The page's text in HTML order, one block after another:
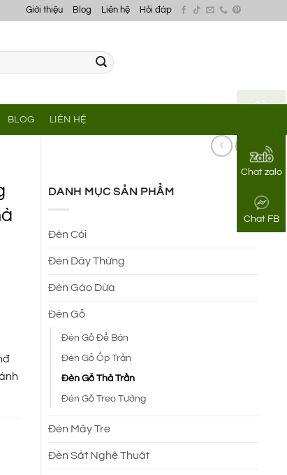
Chat zalo
Chat FB
Giới thiệu Blog Liên hệ Hỏi đáp
BLOG LIÊN HỆ
DANH MỤC SẢN PHẨM
Đèn Cói
Đèn Dây Thừng
Đèn Gáo Dừa
Đèn Gỗ
Đèn Gỗ Để Bàn
Đèn Gỗ Ốp Trần
Đèn Gỗ Thả Trần
Đèn Gỗ Treo Tường
Đèn Mây Tre
Đèn Sắt Nghệ Thuật